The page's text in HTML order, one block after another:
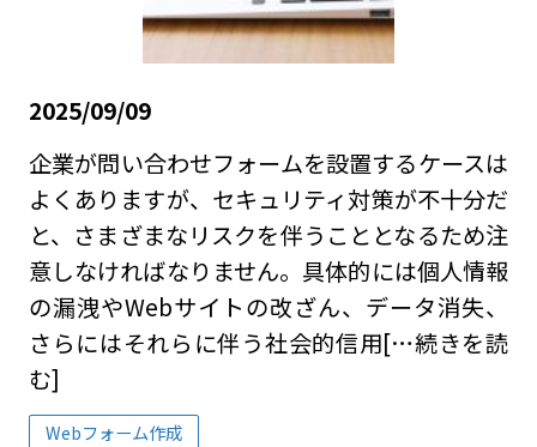
2025/09/09
企業が問い合わせフォームを設置するケースは
よくありますが、セキュリティ対策が不十分だ
と、さまざまなリスクを伴うこととなるため注
意しなければなりません。具体的には個人情報
の漏洩やWebサイトの改ざん、データ消失、
さらにはそれらに伴う社会的信用[…続きを読
む]
Webフォーム作成